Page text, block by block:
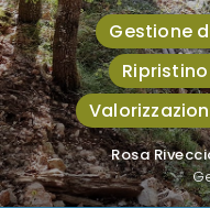
Gestione
Rosa